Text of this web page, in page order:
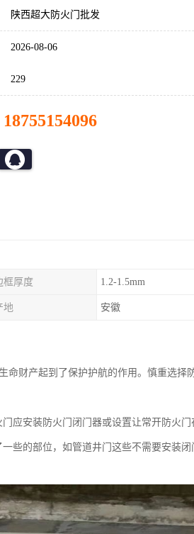
陕西超大防火门批发
2026-08-06
229
18755154096
框厚度 1.2-1.5mm
地 安徽
命财产起到了保护护航的作用。慎重选择
应安装防火门闭门器或设置让常开防火
些的部位，如管道井门这些不需要安装